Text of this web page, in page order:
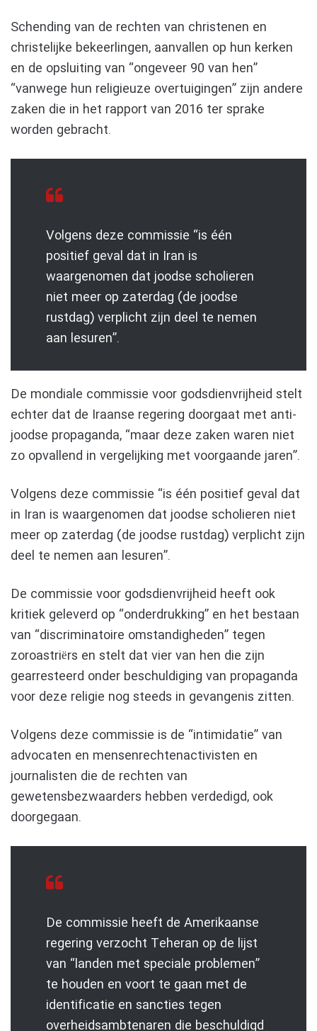
Schending van de rechten van christenen en
christelijke bekeerlingen, aanvallen op hun kerken
en de opsluiting van “ongeveer 90 van hen”
“vanwege hun religieuze overtuigingen” zijn andere
zaken die in het rapport van 2016 ter sprake
worden gebracht.
Volgens deze commissie “is één
positief geval dat in Iran is
waargenomen dat joodse scholieren
niet meer op zaterdag (de joodse
rustdag) verplicht zijn deel te nemen
aan lesuren”.
De mondiale commissie voor godsdienvrijheid stelt
echter dat de Iraanse regering doorgaat met anti-
joodse propaganda, “maar deze zaken waren niet
zo opvallend in vergelijking met voorgaande jaren”.
Volgens deze commissie “is één positief geval dat
in Iran is waargenomen dat joodse scholieren niet
meer op zaterdag (de joodse rustdag) verplicht zijn
deel te nemen aan lesuren”.
De commissie voor godsdienvrijheid heeft ook
kritiek geleverd op “onderdrukking” en het bestaan
van “discriminatoire omstandigheden” tegen
zoroastriërs en stelt dat vier van hen die zijn
gearresteerd onder beschuldiging van propaganda
voor deze religie nog steeds in gevangenis zitten.
Volgens deze commissie is de “intimidatie” van
advocaten en mensenrechtenactivisten en
journalisten die de rechten van
gewetensbezwaarders hebben verdedigd, ook
doorgegaan.
De commissie heeft de Amerikaanse
regering verzocht Teheran op de lijst
van “landen met speciale problemen”
te houden en voort te gaan met de
identificatie en sancties tegen
overheidsambtenaren die beschuldigd